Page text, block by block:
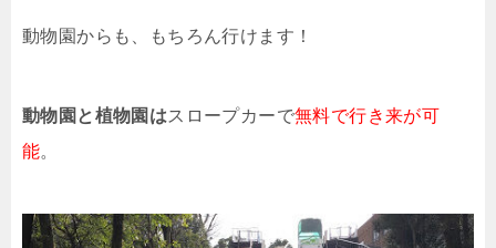
動物園からも、もちろん行けます！
動物園と植物園はスロープカーで無料で行き来が可
能。